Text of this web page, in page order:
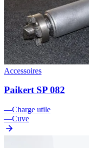
Accessoires
Paikert SP 082
—Charge utile
—Cuve